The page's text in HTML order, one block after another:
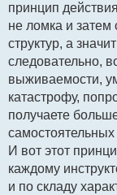
принцип
не ломка и
структур, а
следовательно,
выживаемости,
катастрофу,
получаете
И вот этот
каждому
и по складу